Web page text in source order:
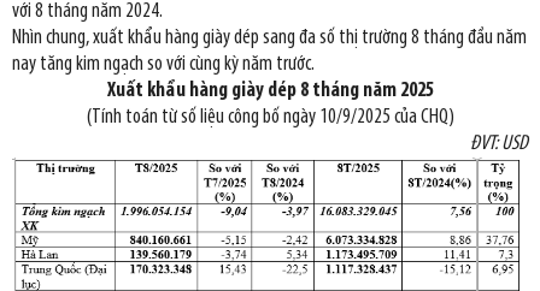
với 8 tháng năm 2024.
Nhìn chung, xuất khẩu hàng giày dép sang đa số thị trường 8 tháng đầu năm
nay tăng kim ngạch so với cùng kỳ năm trước.
Xuất khẩu hàng giày dép 8 tháng năm 2025
(Tính toán từ số liệu công bố ngày 10/9/2025 của CHQ)
ĐVT: USD